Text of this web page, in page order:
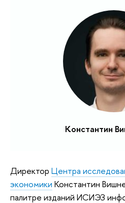
Константин
Директор Центра
экономики Константин
палитре изданий ИСИЭЗ